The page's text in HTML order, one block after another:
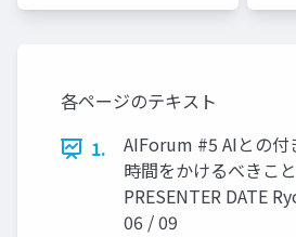
各ページのテキスト
1.
AIForum #5 AIとの
時間をかけるべきこ
PRESENTER DATE
06 / 09